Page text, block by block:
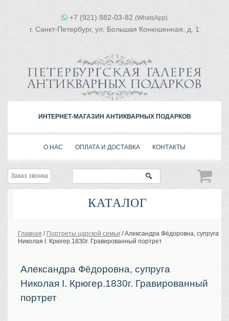
+7 (921) 882-03-82 (WhatsApp)
г. Санкт-Петербург, ул. Большая Конюшенная, д. 1
ИНТЕРНЕТ-МАГАЗИН АНТИКВАРНЫХ ПОДАРКОВ
О НАС ОПЛАТА И ДОСТАВКА КОНТАКТЫ
Заказ звонка
КАТАЛОГ
История Российской империи. Обычаи
Предметы VIP
Портреты царской семьи
Старинные планы
Главная / Портреты царской семьи /Александра Фёдоровна, супруга
Николая I. Крюгер.1830г. Гравированный портрет
Александра Фёдоровна, супруга
Николая I. Крюгер.1830г. Гравированный
портрет